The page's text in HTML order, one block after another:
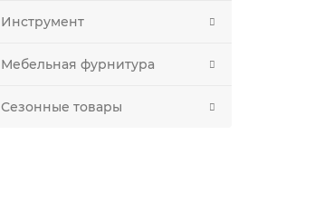
Инструмент
Мебельная фурнитура
Сезонные товары